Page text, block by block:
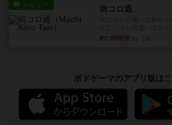
レビュー 街コロ通
約13時間前
ボドゲーマのアプリ版は